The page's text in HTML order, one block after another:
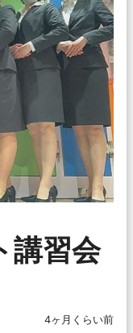
講習会
4ヶ月くらい前